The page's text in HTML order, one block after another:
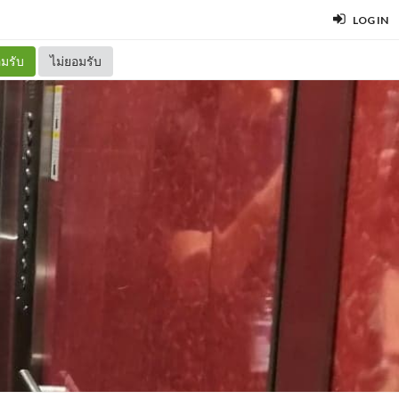
LOG IN
รับ ไม่ยอมรับ